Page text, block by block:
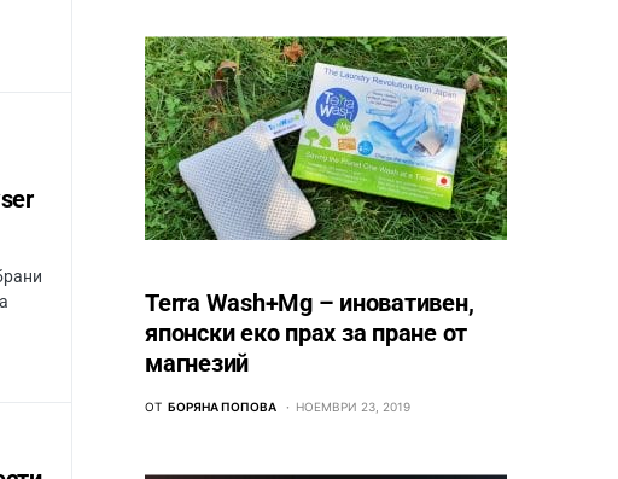
Terra Wash+Mg – иновативен,
японски еко прах за пране от
магнезий
ОТ БОРЯНА ПОПОВА НОЕМВРИ 23, 2019